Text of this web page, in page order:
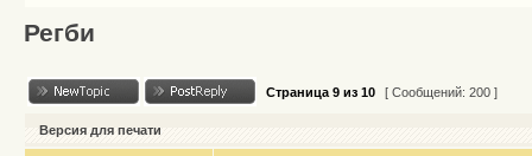
Регби
Страница 9 из 10 [ Сообщений: 200 ]
Версия для печати